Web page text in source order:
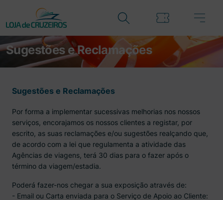
Sugestões e Reclamações
Sugestões e Reclamações
Por forma a implementar sucessivas melhorias nos nossos
serviços, encorajamos os nossos clientes a registar, por
escrito, as suas reclamações e/ou sugestões realçando que,
de acordo com a lei que regulamenta a atividade das
Agências de viagens, terá 30 dias para o fazer após o
término da viagem/estadia.
Poderá fazer-nos chegar a sua exposição através de:
- Email ou Carta enviada para o Serviço de Apoio ao Cliente: